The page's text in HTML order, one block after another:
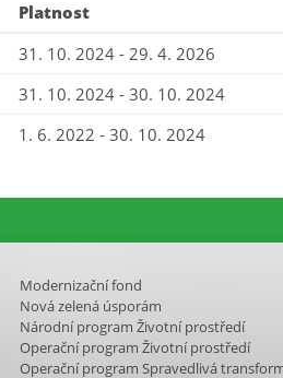
Platnost
31. 10. 2024 - 29. 4. 2026
31. 10. 2024 - 30. 10. 2024
1. 6. 2022 - 30. 10. 2024
Modernizační fond
Nová zelená úsporám
Národní program Životní prostředí
Operační program Životní prostředí
Operační program Spravedlivá